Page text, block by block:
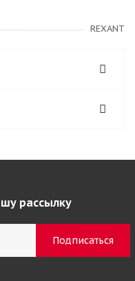
REXANT
рассылку